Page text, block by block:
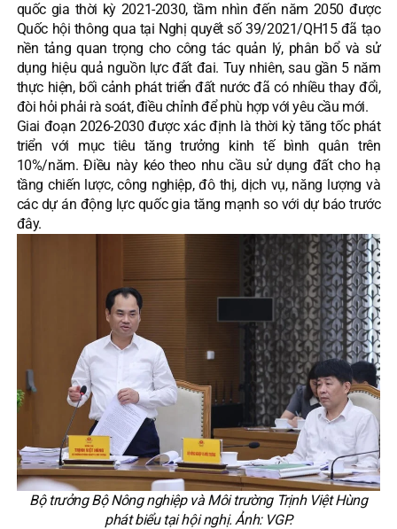
quốc gia thời kỳ 2021-2030, tầm nhìn đến năm 2050 được
Quốc hội thông qua tại Nghị quyết số 39/2021/QH15 đã tạo
nền tảng quan trọng cho công tác quản lý, phân bổ và sử
dụng hiệu quả nguồn lực đất đai. Tuy nhiên, sau gần 5 năm
thực hiện, bối cảnh phát triển đất nước đã có nhiều thay đổi,
đòi hỏi phải rà soát, điều chỉnh để phù hợp với yêu cầu mới.
Giai đoạn 2026-2030 được xác định là thời kỳ tăng tốc phát
triển với mục tiêu tăng trưởng kinh tế bình quân trên
10%/năm. Điều này kéo theo nhu cầu sử dụng đất cho hạ
tầng chiến lược, công nghiệp, đô thị, dịch vụ, năng lượng và
các dự án động lực quốc gia tăng mạnh so với dự báo trước
đây.
Bộ trưởng Bộ Nông nghiệp và Môi trường Trịnh Việt Hùng
phát biểu tại hội nghị. Ảnh: VGP.